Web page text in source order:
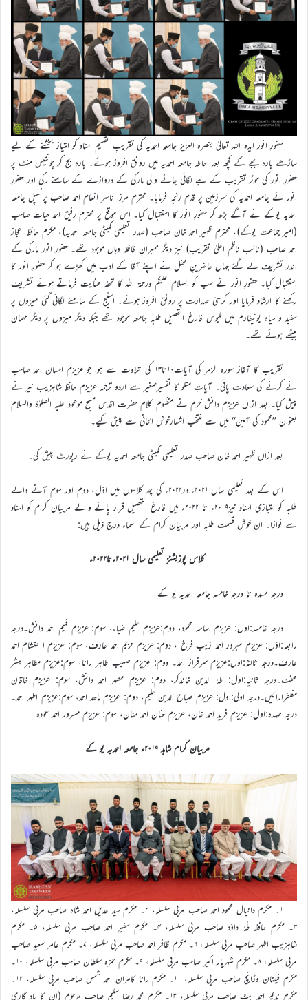
حضورِ انور ایدہ اللہ تعالیٰ بنصرہ العزیز جامعہ احمدیہ کی تقریبِ تقسیم اسناد کو امتیاز بخشنے کے لیے
ساڑھے بارہ بجے کے کچھ بعد احاطہ جامعہ احمدیہ میں رونق افروز ہوئے۔ بارہ بج کر چونتیس منٹ پر
حضورِ انور کی موٹر تقریب کے لیے لگائی جانے والی مارکی کے دروازے کے سامنے رکی اور حضورِ
انور نے جامعہ احمدیہ کی سرزمین پر قدم رنجہ فرمایا۔ محترم مرزا ناصر انعام احمد صاحب پرنسپل جامعہ
احمدیہ یوکے نے آگے بڑھ کر حضورِ انور کا استقبال کیا۔ اس موقع پر محترم رفیق احمد حیات صاحب
(امیر جماعت یوکے)، محترم ظہیر احمد خان صاحب (صدر تعلیمی کمیٹی جامعہ احمدیہ)، مکرم حافظ اعجاز
احمد صاحب (نائب ناظمِ اعلیٰ تقریب) نیز دیگر ممبرانِ قافلہ وہاں موجود تھے۔ حضورِ انور مارکی کے
اندر تشریف لے گئے جہاں حاضرینِ محفل نے اپنے آقا کے ادب میں کھڑے ہو کر حضورِ انور کا
استقبال کیا۔ حضورِ انور نے سب کو السلام علیکم ورحمۃ اللہ کا تحفہ عنایت فرماتے ہوئے تشریف
رکھنے کا ارشاد فرمایا اور کرسیٔ صدارت پر رونق افروز ہوئے۔ اسٹیج کے سامنے لگائی گئی میزوں پر
سفید و سیاہ یونیفارم میں ملبوس فارغ التحصیل طلبہ جامعہ موجود تھے جبکہ دیگر میزوں پر دیگر مہمان
بیٹھے ہوئے تھے۔
تقریب کا آغاز سورہ الزمر کی آیات۱۰تا۱۳ کی تلاوت سے ہوا جو عزیزم احسان احمد صاحب
نے کرنے کی سعادت پائی۔ آیاتِ متلو کا تفسیرصغیر سے اردو ترجمہ عزیزم حافظ شاہزیب نیر نے
پیش کیا۔ بعد ازاں عزیزم دانش خرم نے منظوم کلام حضرت اقدس مسیح موعود علیہ الصلوٰۃ والسلام
بعنوان ’’محمود کی آمین‘‘ میں سے منتخب اشعارخوش الحانی سے پیش کیے۔
بعد ازاں ظہیر احمد خان صاحب صدر تعلیمی کمیٹی جامعہ احمدیہ یوکے نے رپورٹ پیش کی۔
اس کے بعد تعلیمی سال ۲۰۲۱ءاور۲۰۲۲ء کی چھ کلاسوں میں اوّل، دوم اور سوم آنے والے
طلبہ کو امتیازی اسناد نیز۲۰۱۹ء تا ۲۰۲۲ء میں فارغ التحصیل قرار پانے والے مربیان کرام کو اسناد
سے نوازا۔ ان خوش قسمت طلبہ اور مربیان کرام کے اسماء درج ذیل ہیں:
کلاس پوزیشنز تعلیمی سال ۲۰۲۱ءتا۲۰۲۲ء
درجہ ممہدہ تا درجہ خامسہ جامعہ احمدیہ یو کے
درجہ خامسہ:اول: عزیزم اسامہ محمود، دوم:عزیزم علیم ضیاء، سوم: عزیزم فہیم احمد دانش۔درجہ
رابعہ:اوّل: عزیزم مبرور احمد زیب فرخ ، دوم: عزیزم حزیم احمد عارف، سوم: عزیزم ا حتشام احمد
عارف۔درجہ ثالثہ:اول:عزیزم سرفراز احمد۔ دوم: عزیزم صہیب طاہر رانا، سوم:عزیزم مطاہر مبشر
عفت۔درجہ ثانیہ:اول: طٰہٰ الدین خاندکر، دوم: عزیزم مطہر احمد دانش، سوم: عزیزم خاقان
مظفرارائیں۔درجہ اولیٰ:اول: عزیزم صباح الدین علیم، دوم: عزیزم ماھد احمد، سوم:عزیزم اطہر احمد۔
درجہ ممہدہ:اول: عزیزم فرید احمد خان، عزیزم حنان احمد منان، سوم: عزیزم مسرور احمد عودہ
مربیان کرام شاہد ۲۰۱۹ء جامعہ احمدیہ یو کے
۱۔ مکرم دانیال محمود احمد صاحب مربی سلسلہ، ۲۔ مکرم سید عدیل احمد شاہ صاحب مربی سلسلہ،
۳۔ مکرم حافظ طٰہٰ داؤد صاحب مربی سلسلہ، ۴۔ مکرم سفیر احمد صاحب مربی سلسلہ، ۵۔ مکرم
شاہزیب اطہر صاحب مربی سلسلہ، ۶۔ مکرم ظافر احمد صاحب مربی سلسلہ، ۷۔ مکرم عامر سعید صاحب
مربی سلسلہ، ۸۔ مکرم شہریار اکبر صاحب مربی سلسلہ، ۹۔ مکرم حمزہ سلطان صاحب مربی سلسلہ، ۱۰۔
مکرم فیضان وڑائچ صاحب مربی سلسلہ، ۱۱۔ مکرم رانا کامران احمد شمس صاحب مربی سلسلہ، ۱۲۔
مکرم ندیم احمد بٹ صاحب مربی سلسلہ، ۱۳۔ مکرم محمد رضا سلیم صاحب مرحوم (ان کا یاد گاری